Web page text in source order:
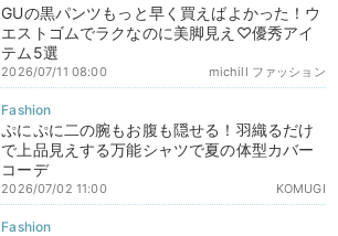
GUの黒パンツもっと早く買えばよかった！ウ
エストゴムでラクなのに美脚見え♡優秀アイ
テム5選
michill ファッション
2026/07/11 08:00
ぷにぷに二の腕もお腹も隠せる！羽織るだけ
で上品見えする万能シャツで夏の体型カバー
コーデ
KOMUGI
2026/07/02 11:00